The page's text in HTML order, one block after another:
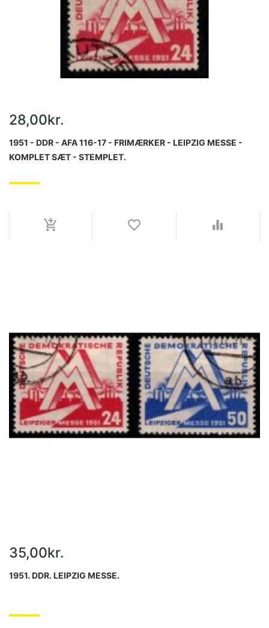
28,00kr.
1951 - DDR - AFA 116-17 - FRIMÆRKER - LEIPZIG MESSE -
KOMPLET SÆT - STEMPLET.
35,00kr.
1951. DDR. LEIPZIG MESSE.